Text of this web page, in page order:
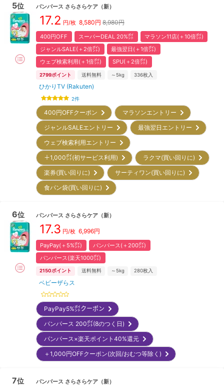
5位 パンパース さらさらケア （新）
17.2 円/枚 8,580円 8,980円
400円OFF スーパーDEAL 20%㌽
マラソン11店(＋10倍㌽)
ジャンルSALE(＋2倍㌽)
最強翌日(＋1倍㌽)
ウェブ検索利用(＋1倍㌽)
SPU(＋2倍㌽)
2799ポイント 送料無料 ～5kg 336枚入
ひかりTV (Rakuten)
2件
400円OFFクーポン
マラソンエントリー
ジャンルSALEエントリー
最強翌日エントリー
ウェブ検索利用エントリー
＋1,000㌽(初サービス利用)
ラクマ(買い回りに)
楽券(買い回りに)
サーティワン(買い回りに)
食パン袋(買い回りに)
6位 パンパース さらさらケア （新）
17.3 円/枚 6,996円
PayPay(＋5%㌽)
パンパース(＋200㌽)
パンパース(楽天1000㌽)
2150ポイント 送料無料 ～5kg 280枚入
ベビーザらス
PayPay5%㌽クーポン
パンパース 200㌽(8のつく日)
パンパース×楽天ポイント40%還元
＋1,000円OFFクーポン(次回/おむつ等除く)
7位 パンパース さらさらケア （新）